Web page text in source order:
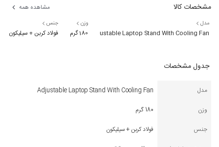
مشخصات کالا مشاهده همه
مدل
Adjustable Laptop Stand With Cooling Fan
وزن
180 گرم
جنس
فولاد کربن + سیلیکون
جدول مشخصات
مدل
Adjustable Laptop Stand With Cooling Fan
وزن
180 گرم
جنس
فولاد کربن + سیلیکون